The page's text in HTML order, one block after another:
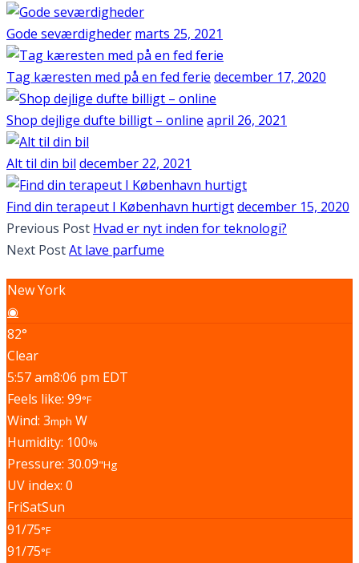
Gode seværdigheder marts 25, 2021
Tag kæresten med på en fed ferie december 17, 2020
Shop dejlige dufte billigt – online april 26, 2021
Alt til din bil december 22, 2021
Find din terapeut I København hurtigtdecember 15, 2020
Previous Post Hvad er nyt inden for teknologi?
Next PostAt lave parfume
New York
◉
82°
Clear
5:57 am8:06 pm EDT
Feels like: 99°F
Wind: 3mph W
Humidity: 100%
Pressure: 30.09"Hg
UV index: 0
FriSatSun
91/75°F
91/75°F